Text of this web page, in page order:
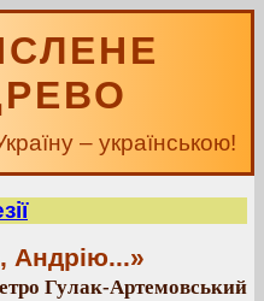
– українською!
Андрію...»
Гулак-Артемовський